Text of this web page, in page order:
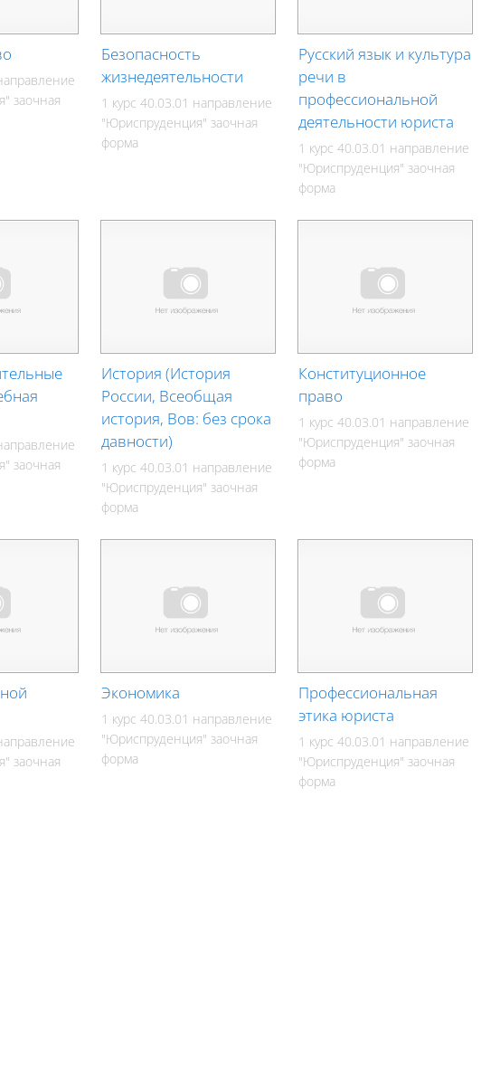
заочная
Безопасность
жизнедеятельности
1 курс 40.03.01 направление
"Юриспруденция" заочная
форма
Русский язык и культура
речи в
профессиональной
деятельности юриста
1 курс 40.03.01 направление
"Юриспруденция" заочная
форма
заочная
История (История
России, Всеобщая
история, Вов: без срока
давности)
1 курс 40.03.01 направление
"Юриспруденция" заочная
форма
Конституционное
право
1 курс 40.03.01 направление
"Юриспруденция" заочная
форма
заочная
Экономика
1 курс 40.03.01 направление
"Юриспруденция" заочная
форма
Профессиональная
этика юриста
1 курс 40.03.01 направление
"Юриспруденция" заочная
форма